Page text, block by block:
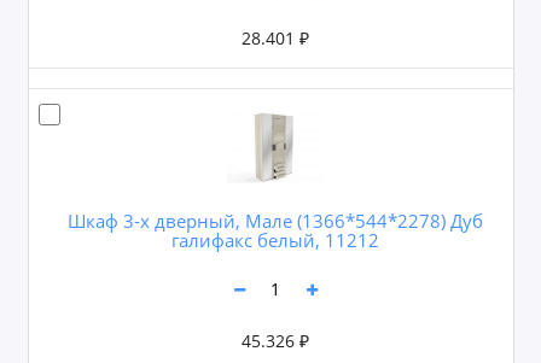
28.401 ₽
Шкаф 3-х дверный, Мале (1366*544*2278) Дуб
галифакс белый, 11212
45.326 ₽